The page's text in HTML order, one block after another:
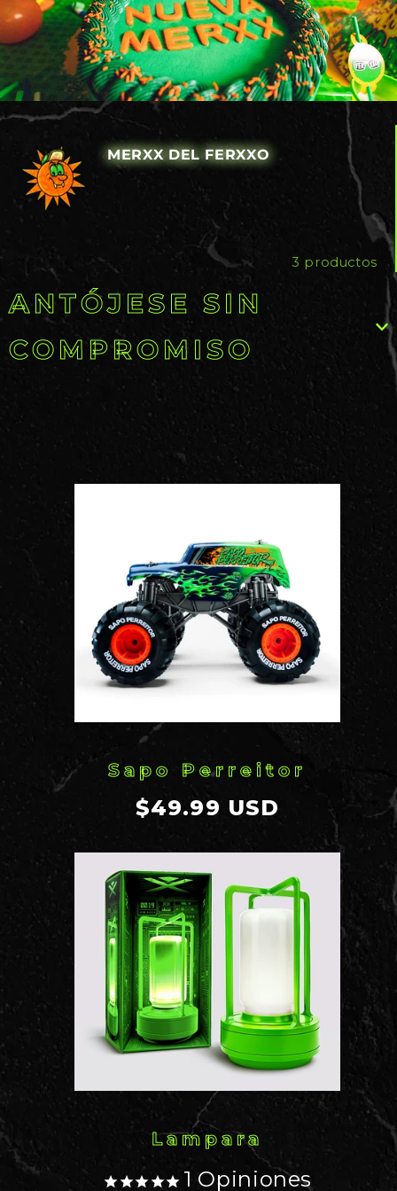
MERXX DEL FERXXO
3 productos
ANTÓJESE SIN
COMPROMISO
Sapo Perreitor
Precio
$49.99 USD
Lampara
1 Opiniones